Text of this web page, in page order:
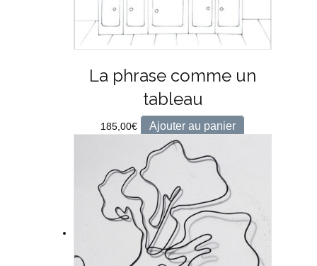
La phrase comme un
tableau
185,00€ Ajouter au panier